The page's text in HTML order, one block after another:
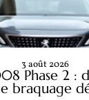
Phase 2 :
braquage
3 août 2026